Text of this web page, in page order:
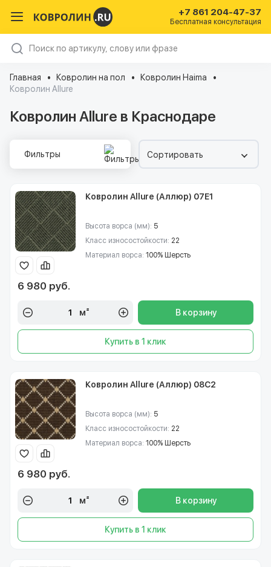
+7 861 204-47-37
Бесплатная консультация
Главная Ковролин на пол
Ковролин Haima
Ковролин Allure
Ковролин Allure в Краснодаре
Фильтры Сортировать
Ковролин Allure (Аллюр) 07E1
Высота ворса (мм): 5
Класс износостойкости: 22
Материал ворса: 100% Шерсть
6 980 руб.
м² В корзину
Купить в 1 клик
Ковролин Allure (Аллюр) 08C2
Высота ворса (мм): 5
Класс износостойкости: 22
Материал ворса: 100% Шерсть
6 980 руб.
м² В корзину
Купить в 1 клик